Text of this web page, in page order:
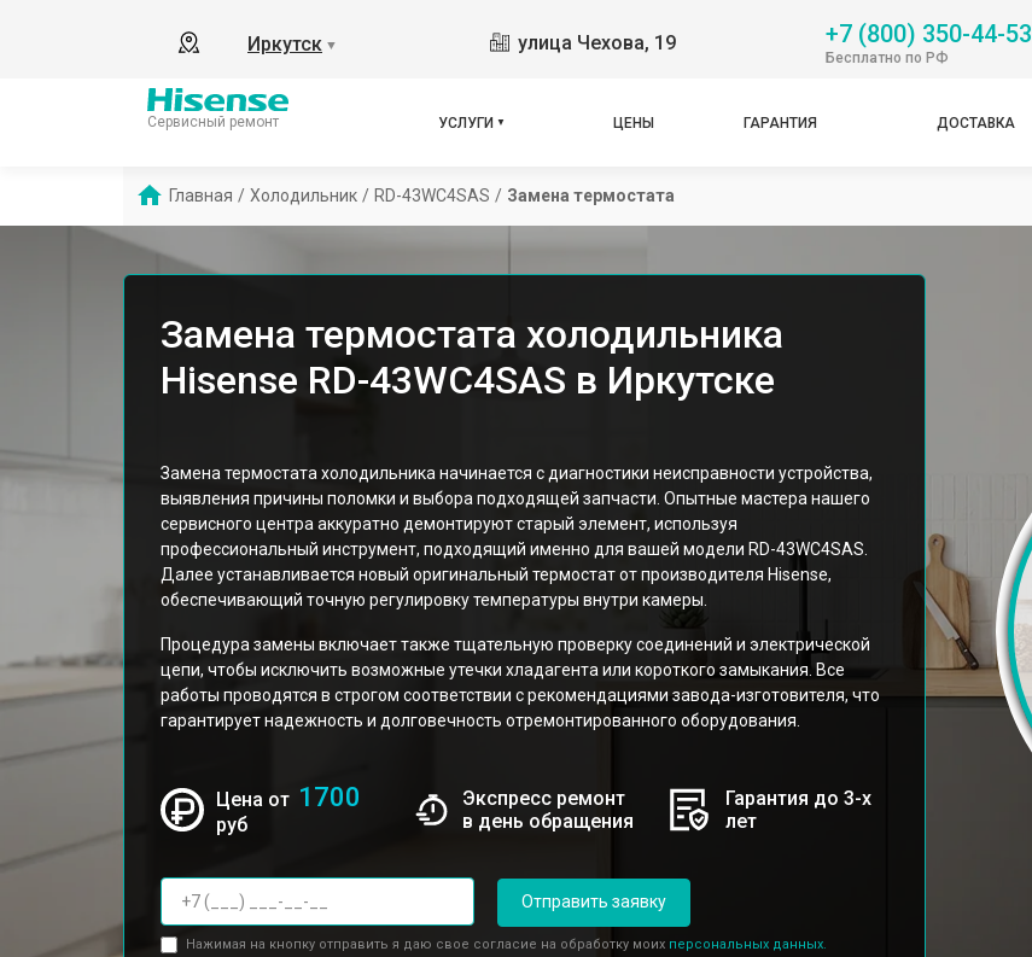
Иркутск ▼ улица Чехова, 19 +7 (800) 350-44-53
Бесплатно по РФ
Сервисный ремонт УСЛУГИ ЦЕНЫ ГАРАНТИЯ ДОСТАВКА
Главная / Холодильник / RD-43WC4SAS / Замена термостата
Замена термостата холодильника
Hisense RD-43WC4SAS в Иркутске
Замена термостата холодильника начинается с диагностики неисправности устройства,
выявления причины поломки и выбора подходящей запчасти. Опытные мастера нашего
сервисного центра аккуратно демонтируют старый элемент, используя
профессиональный инструмент, подходящий именно для вашей модели RD-43WC4SAS.
Далее устанавливается новый оригинальный термостат от производителя Hisense,
обеспечивающий точную регулировку температуры внутри камеры.
Процедура замены включает также тщательную проверку соединений и электрической
цепи, чтобы исключить возможные утечки хладагента или короткого замыкания. Все
работы проводятся в строгом соответствии с рекомендациями завода-изготовителя, что
гарантирует надежность и долговечность отремонтированного оборудования.
Цена от 1700
руб
Экспресс ремонт
в день обращения
Гарантия до 3-х
лет
Отправить заявку
Нажимая на кнопку отправить я даю свое согласие на обработку моих персональных данных.